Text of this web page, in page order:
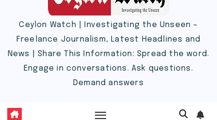
Ceylon Watch | Investigating the Unseen –
Freelance Journalism, Latest Headlines and
News | Share This Information: Spread the word.
Engage in conversations. Ask questions.
Demand answers